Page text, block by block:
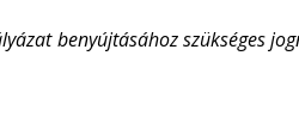
benyújtásához szükséges